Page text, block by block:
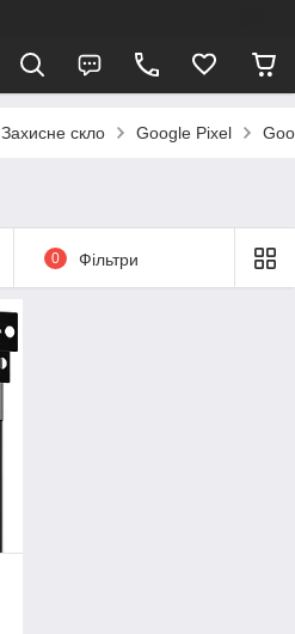
Захисне скло Google Pixel
0 Фільтри